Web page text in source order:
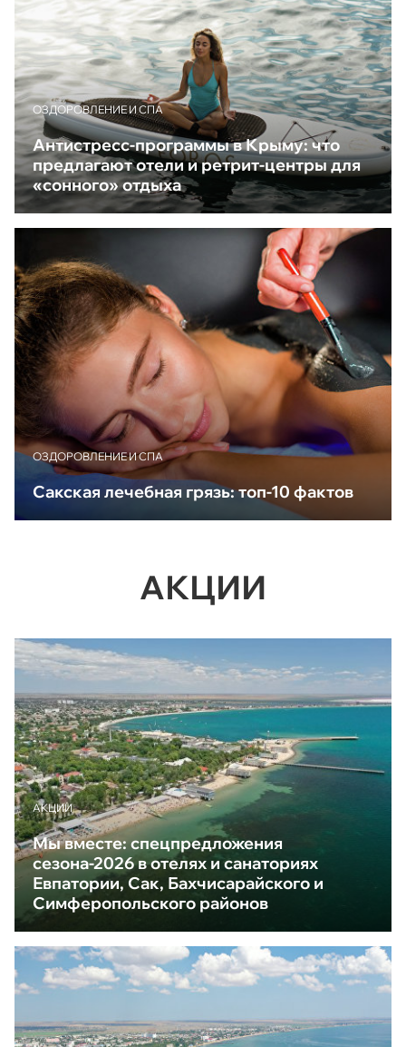
ОЗДОРОВЛЕНИЕ И СПА
Антистресс-программы в Крыму: что
предлагают отели и ретрит-центры для
«сонного» отдыха
ОЗДОРОВЛЕНИЕ И СПА
Сакская лечебная грязь: топ-10 фактов
АКЦИИ
АКЦИИ
Мы вместе: спецпредложения
сезона-2026 в отелях и санаториях
Евпатории, Сак, Бахчисарайского и
Симферопольского районов